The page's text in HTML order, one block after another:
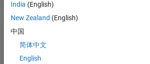
are
my
and
in
no
8
10
India (English)
New Zealand (English)
中国
简体中文
English